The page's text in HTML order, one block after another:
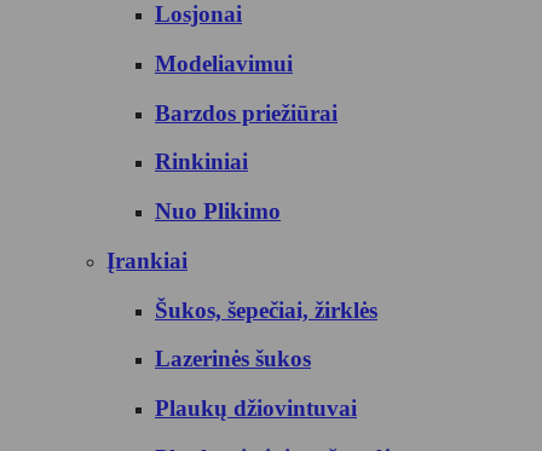
Losjonai
Modeliavimui
Barzdos priežiūrai
Rinkiniai
Nuo Plikimo
Įrankiai
Šukos, šepečiai, žirklės
Lazerinės šukos
Plaukų džiovintuvai